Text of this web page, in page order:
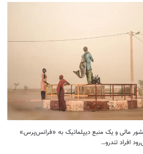
مالی و یک منبع دیپلماتیک به «فرانس‌پرس»
افراد تندرو…